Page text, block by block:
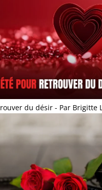
du désir - Par Brigitte